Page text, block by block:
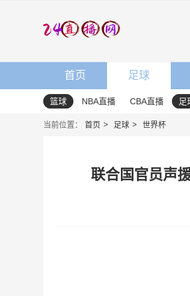
首页 足球
篮球 NBA直播 CBA直播 足
当前位置： 首页 足球 世界杯
联合国官员声